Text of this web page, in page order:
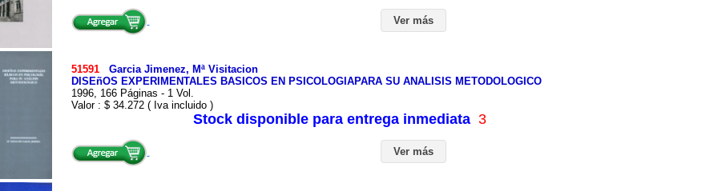
Ver más
51591 Garcia Jimenez, Mª Visitacion
DISEñOS EXPERIMENTALES BASICOS EN PSICOLOGIAPARA SU ANALISIS METODOLOGICO
1996, 166 Páginas - 1 Vol.
Valor : $ 34.272 ( Iva incluido )
Stock disponible para entrega inmediata 3
Ver más